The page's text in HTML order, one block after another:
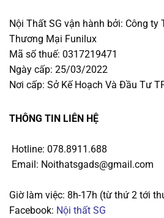
Nội Thất SG vận hành bởi: Công ty
Thương Mại Funilux
Mã số thuế: 0317219471
Ngày cấp: 25/03/2022
Nơi cấp: Sở Kế Hoạch Và Đầu Tư
THÔNG TIN LIÊN HỆ
Hotline: 078.8911.688
Email: Noithatsgads@gmail.com
Giờ làm việc: 8h-17h (từ thứ 2 tới
Facebook: Nội thất SG